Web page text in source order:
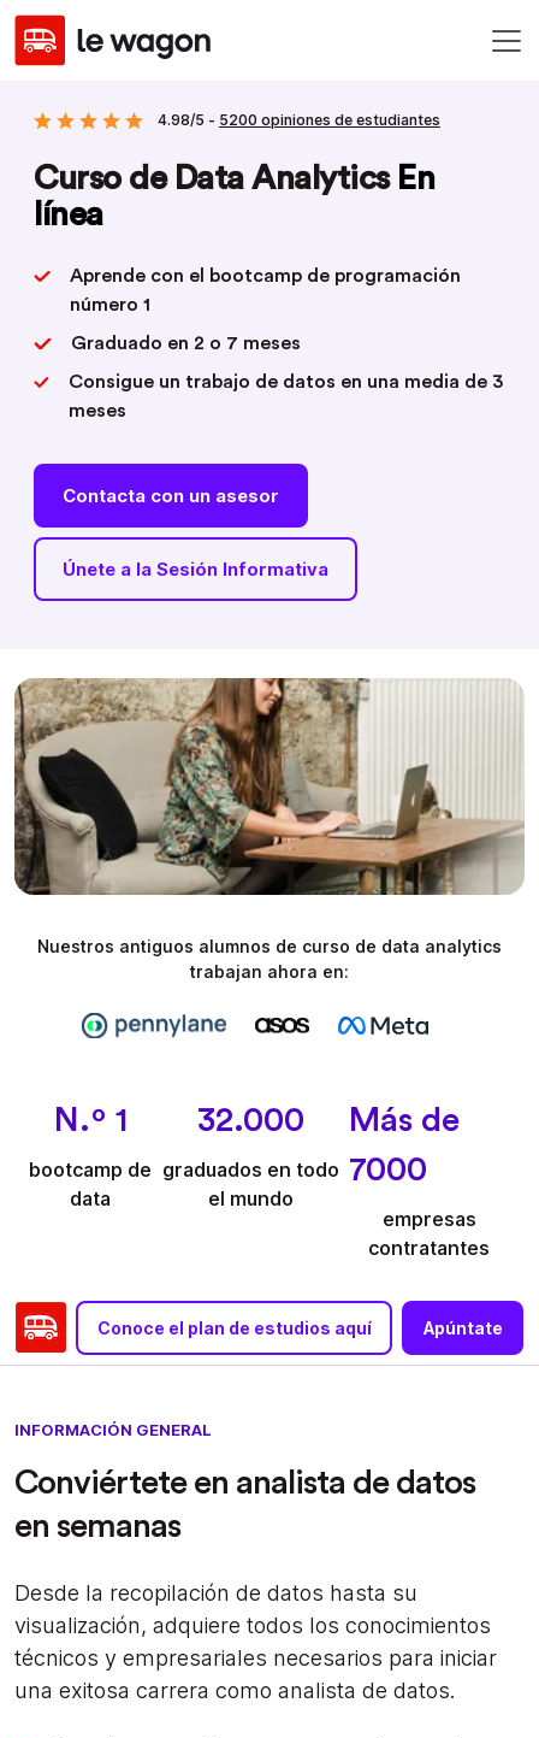
4.98/5 - 5200 opiniones de estudiantes
Curso de Data Analytics En
línea
Aprende con el bootcamp de programación
número 1
Graduado en 2 o 7 meses
Consigue un trabajo de datos en una media de 3
meses
Contacta con un asesor
Únete a la Sesión Informativa
Nuestros antiguos alumnos de curso de data analytics
trabajan ahora en:
N.º 1
bootcamp de
data
32.000
graduados en todo
el mundo
Más de
7000
empresas
contratantes
Conoce el plan de estudios aquí Apúntate
INFORMACIÓN GENERAL
Conviértete en analista de datos
en semanas
Desde la recopilación de datos hasta su
visualización, adquiere todos los conocimientos
técnicos y empresariales necesarios para iniciar
una exitosa carrera como analista de datos.